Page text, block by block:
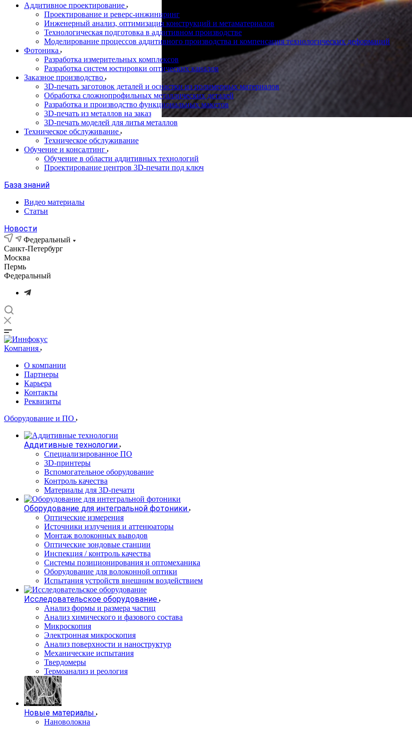
Аддитивное проектирование
Проектирование и реверс-инжиниринг
Инженерный анализ, оптимизация конструкций и метаматериалов
Технологическая подготовка в аддитивном производстве
Моделирование процессов аддитивного производства и компенсация технологических деформаций
Фотоника
Разработка измерительных комплексов
Разработка систем юстировки оптических каналов
Заказное производство
3D-печать заготовок деталей и оснастки из полимерных материалов
Обработка сложнопрофильных металлических деталей
Разработка и производство функциональных макетов
3D-печать из металлов на заказ
3D-печать моделей для литья металлов
Техническое обслуживание
Техническое обслуживание
Обучение и консалтинг
Обучение в области аддитивных технологий
Проектирование центров 3D-печати под ключ
База знаний
Видео материалы
Статьи
Новости
Федеральный
Санкт-Петербург
Москва
Пермь
Федеральный
Компания
О компании
Партнеры
Карьера
Контакты
Реквизиты
Оборудование и ПО
Аддитивные технологии
Специализированное ПО
3D-принтеры
Вспомогательное оборудование
Контроль качества
Материалы для 3D-печати
Оборудование для интегральной фотоники
Оптические измерения
Источники излучения и аттенюаторы
Монтаж волоконных выводов
Оптические зондовые станции
Инспекция / контроль качества
Системы позиционирования и оптомеханика
Оборудование для волоконной оптики
Испытания устройств внешним воздействием
Исследовательское оборудование
Анализ формы и размера частиц
Анализ химического и фазового состава
Микроскопия
Электронная микроскопия
Анализ поверхности и наноструктур
Механические испытания
Твердомеры
Термоанализ и реология
Новые материалы
Нановолокна